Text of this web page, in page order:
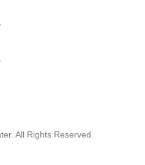
All Rights Reserved.